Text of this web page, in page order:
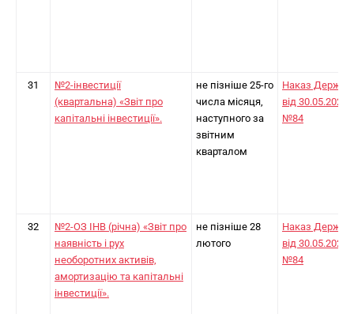
31
№2-інвестиції
(квартальна) «Звіт про
капітальні інвестиції».
не пізніше 25-го
числа місяця,
наступного за
звітним
кварталом
Наказ
від 30.05.2025
№84
32
№2-ОЗ ІНВ (річна) «Звіт про
наявність і рух
необоротних активів,
амортизацію та капітальні
інвестиції».
не пізніше 28
лютого
Наказ
від 30.05.2025
№84